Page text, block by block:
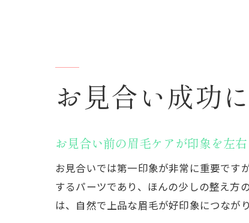
お見合い成功
お見合い前の眉毛ケアが印象を左右
お見合いでは第一印象が非常に重要です
するパーツであり、ほんの少しの整え方
は、自然で上品な眉毛が好印象につながり